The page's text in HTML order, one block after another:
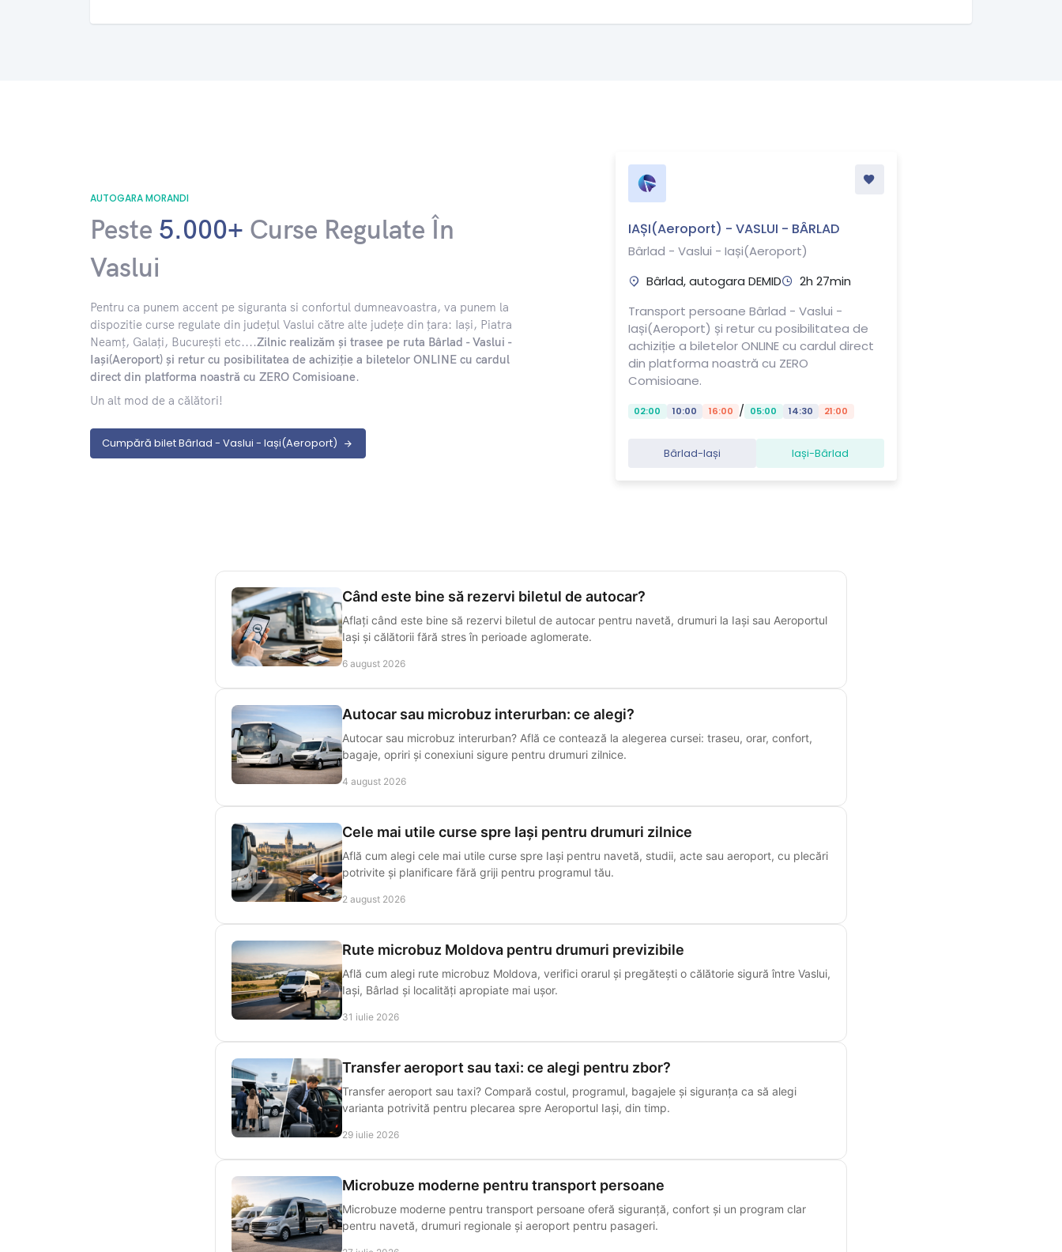
AUTOGARA MORANDI
Peste 5.000+ Curse Regulate În
Vaslui
​Pentru ca punem accent pe siguranta si confortul dumneavoastra, va punem la
dispozitie curse regulate din județul Vaslui către alte județe din țara: Iași, Piatra
Neamț, Galați, București etc....Zilnic realizăm și trasee pe ruta Bârlad - Vaslui -
Iași(Aeroport) și retur cu posibilitatea de achiziție a biletelor ONLINE cu cardul
direct din platforma noastră cu ZERO Comisioane.
Un alt mod de a călători!
Cumpără bilet Bârlad - Vaslui - Iași(Aeroport)
IAȘI(Aeroport) - VASLUI - BÂRLAD
Bârlad - Vaslui - Iași(Aeroport)
Bârlad, autogara DEMID
2h 27min
Transport persoane Bârlad - Vaslui -
Iași(Aeroport) și retur cu posibilitatea de
achiziție a biletelor ONLINE cu cardul direct
din platforma noastră cu ZERO
Comisioane.
02:00 10:00 16:00 / 05:00 14:30 21:00
Bârlad-Iași Iași-Bârlad
Când este bine să rezervi biletul de autocar?
Aflați când este bine să rezervi biletul de autocar pentru navetă, drumuri la Iași sau Aeroportul
Iași și călătorii fără stres în perioade aglomerate.
6 august 2026
Autocar sau microbuz interurban: ce alegi?
Autocar sau microbuz interurban? Află ce contează la alegerea cursei: traseu, orar, confort,
bagaje, opriri și conexiuni sigure pentru drumuri zilnice.
4 august 2026
Cele mai utile curse spre Iași pentru drumuri zilnice
Află cum alegi cele mai utile curse spre Iași pentru navetă, studii, acte sau aeroport, cu plecări
potrivite și planificare fără griji pentru programul tău.
2 august 2026
Rute microbuz Moldova pentru drumuri previzibile
Află cum alegi rute microbuz Moldova, verifici orarul și pregătești o călătorie sigură între Vaslui,
Iași, Bârlad și localități apropiate mai ușor.
31 iulie 2026
Transfer aeroport sau taxi: ce alegi pentru zbor?
Transfer aeroport sau taxi? Compară costul, programul, bagajele și siguranța ca să alegi
varianta potrivită pentru plecarea spre Aeroportul Iași, din timp.
29 iulie 2026
Microbuze moderne pentru transport persoane
Microbuze moderne pentru transport persoane oferă siguranță, confort și un program clar
pentru navetă, drumuri regionale și aeroport pentru pasageri.